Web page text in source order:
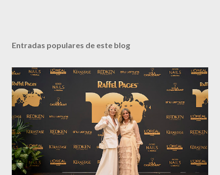
Entradas populares de este blog